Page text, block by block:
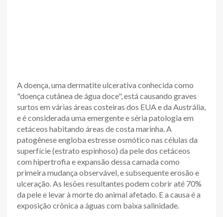
A doença, uma dermatite ulcerativa conhecida como
"doença cutânea de água doce", está causando graves
surtos em várias áreas costeiras dos EUA e da Austrália,
e é considerada uma emergente e séria patologia em
cetáceos habitando áreas de costa marinha. A
patogênese engloba estresse osmótico nas células da
superfície (estrato espinhoso) da pele dos cetáceos
com hipertrofia e expansão dessa camada como
primeira mudança observável, e subsequente erosão e
ulceração. As lesões resultantes podem cobrir até 70%
da pele e levar à morte do animal afetado. E a causa é a
exposição crônica a águas com baixa salinidade.